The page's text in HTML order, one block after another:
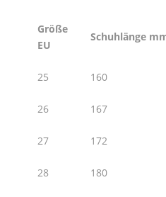
Größe
EU
Schuhlänge
25 160
26 167
27 172
28 180